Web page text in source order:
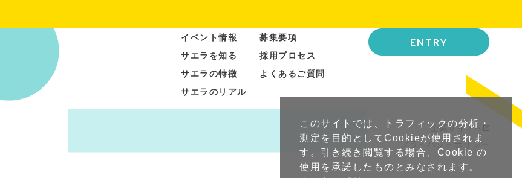
イベント情報
サエラを知る
サエラの特徴
サエラのリアル
募集要項
採用プロセス
よくあるご質問
ENTRY
企業サイトへ
プライバシーポリシー
このサイトでは、トラフィックの分析・
測定を目的としてCookieが使用されま
す。引き続き閲覧する場合、Cookie の
使用を承諾したものとみなされます。